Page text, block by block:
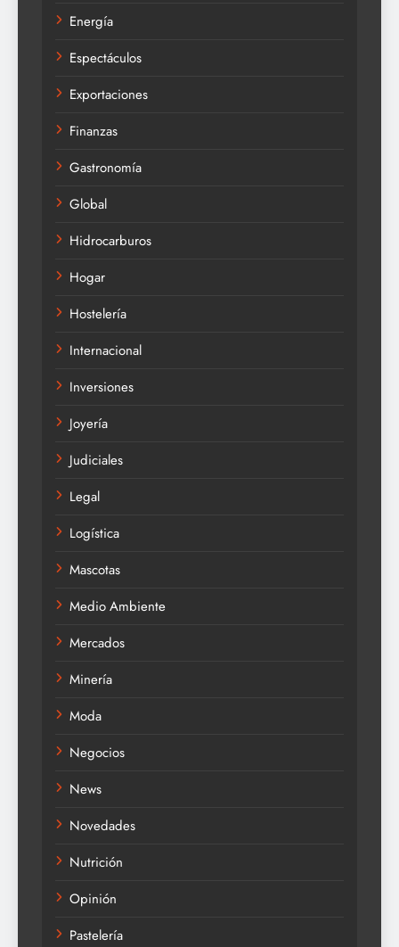
Energía
Espectáculos
Exportaciones
Finanzas
Gastronomía
Global
Hidrocarburos
Hogar
Hostelería
Internacional
Inversiones
Joyería
Judiciales
Legal
Logística
Mascotas
Medio Ambiente
Mercados
Minería
Moda
Negocios
News
Novedades
Nutrición
Opinión
Pastelería